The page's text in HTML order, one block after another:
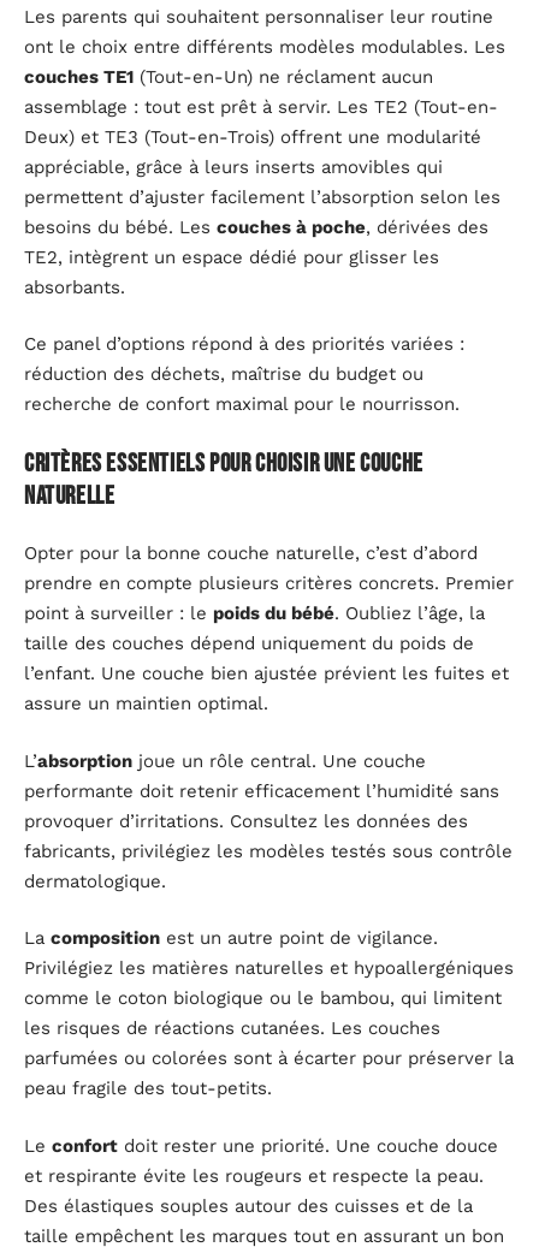
Les parents qui souhaitent personnaliser leur routine
ont le choix entre différents modèles modulables. Les
couches TE1 (Tout-en-Un) ne réclament aucun
assemblage : tout est prêt à servir. Les TE2 (Tout-en-
Deux) et TE3 (Tout-en-Trois) offrent une modularité
appréciable, grâce à leurs inserts amovibles qui
permettent d’ajuster facilement l’absorption selon les
besoins du bébé. Les couches à poche, dérivées des
TE2, intègrent un espace dédié pour glisser les
absorbants.
Ce panel d’options répond à des priorités variées :
réduction des déchets, maîtrise du budget ou
recherche de confort maximal pour le nourrisson.
Critères essentiels pour choisir une couche
naturelle
Opter pour la bonne couche naturelle, c’est d’abord
prendre en compte plusieurs critères concrets. Premier
point à surveiller : le poids du bébé. Oubliez l’âge, la
taille des couches dépend uniquement du poids de
l’enfant. Une couche bien ajustée prévient les fuites et
assure un maintien optimal.
L’absorption joue un rôle central. Une couche
performante doit retenir efficacement l’humidité sans
provoquer d’irritations. Consultez les données des
fabricants, privilégiez les modèles testés sous contrôle
dermatologique.
La composition est un autre point de vigilance.
Privilégiez les matières naturelles et hypoallergéniques
comme le coton biologique ou le bambou, qui limitent
les risques de réactions cutanées. Les couches
parfumées ou colorées sont à écarter pour préserver la
peau fragile des tout-petits.
Le confort doit rester une priorité. Une couche douce
et respirante évite les rougeurs et respecte la peau.
Des élastiques souples autour des cuisses et de la
taille empêchent les marques tout en assurant un bon